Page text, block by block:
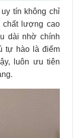
tín không chỉ
chất lượng cao
dài nhờ chính
tự hào là điểm
luôn ưu tiên